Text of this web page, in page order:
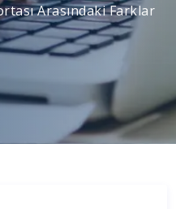
Arasındaki Farklar